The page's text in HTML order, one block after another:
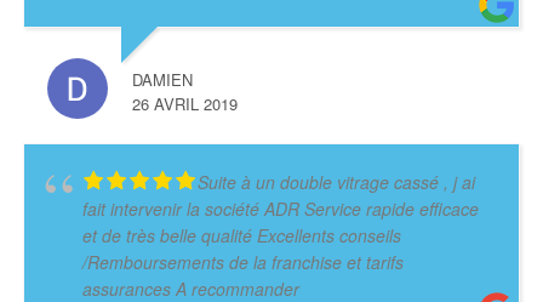
DAMIEN
26 AVRIL 2019
Suite à un double vitrage cassé , j ai
fait intervenir la société ADR Service rapide efficace
et de très belle qualité Excellents conseils
/Remboursements de la franchise et tarifs
assurances A recommander